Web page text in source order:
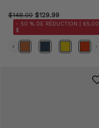
$148.00 $129.99
- 50 % DE RÉDUCTION |
65,00
$